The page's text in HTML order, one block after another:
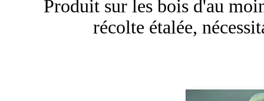
Produit sur les bois d'au
récolte étalée,